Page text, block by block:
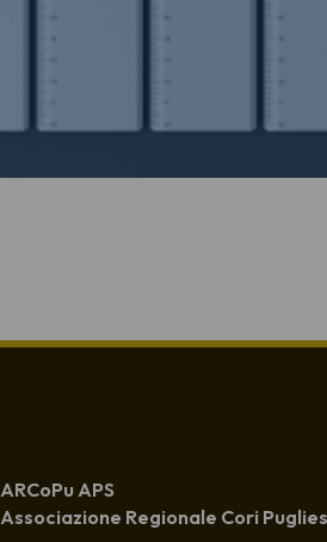
ARCoPu APS
Associazione Regionale Cori